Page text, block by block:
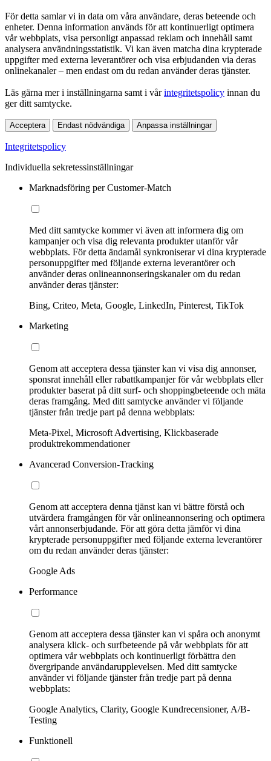
För detta samlar vi in data om våra användare, deras beteende och
enheter. Denna information används för att kontinuerligt optimera
vår webbplats, visa personligt anpassad reklam och innehåll samt
analysera användningsstatistik. Vi kan även matcha dina krypterade
uppgifter med externa leverantörer och visa erbjudanden via deras
onlinekanaler – men endast om du redan använder deras tjänster.
Läs gärna mer i inställningarna samt i vårintegritetspolicy innan du
ger ditt samtycke.
Acceptera Endast nödvändiga Anpassa inställningar
Integritetspolicy
Individuella sekretessinställningar
Marknadsföring per Customer-Match
Med ditt samtycke kommer vi även att informera dig om
kampanjer och visa dig relevanta produkter utanför vår
webbplats. För detta ändamål synkroniserar vi dina krypterade
personuppgifter med följande externa leverantörer och
använder deras onlineannonseringskanaler om du redan
använder deras tjänster:
Bing, Criteo, Meta, Google, LinkedIn, Pinterest, TikTok
Marketing
Genom att acceptera dessa tjänster kan vi visa dig annonser,
sponsrat innehåll eller rabattkampanjer för vår webbplats eller
produkter baserat på ditt surf- och shoppingbeteende och mäta
deras framgång. Med ditt samtycke använder vi följande
tjänster från tredje part på denna webbplats:
Meta-Pixel, Microsoft Advertising, Klickbaserade
produktrekommendationer
Avancerad Conversion-Tracking
Genom att acceptera denna tjänst kan vi bättre förstå och
utvärdera framgången för vår onlineannonsering och optimera
vårt annonserbjudande. För att göra detta jämför vi dina
krypterade personuppgifter med följande externa leverantörer
om du redan använder deras tjänster:
Google Ads
Performance
Genom att acceptera dessa tjänster kan vi spåra och anonymt
analysera klick- och surfbeteende på vår webbplats för att
optimera vår webbplats och kontinuerligt förbättra den
övergripande användarupplevelsen. Med ditt samtycke
använder vi följande tjänster från tredje part på denna
webbplats:
Google Analytics, Clarity, Google Kundrecensioner, A/B-
Testing
Funktionell